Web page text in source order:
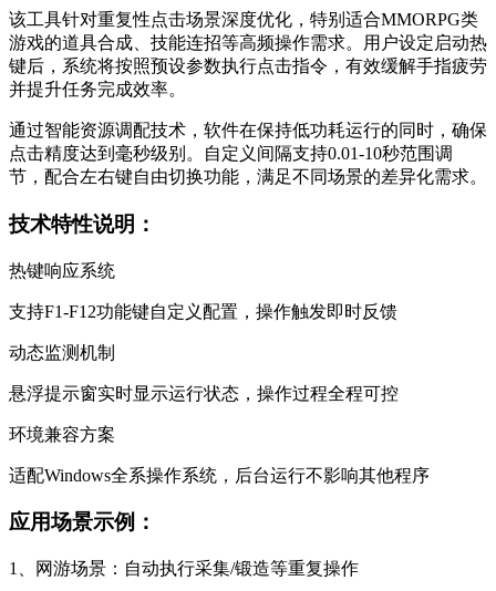
该工具针对重复性点击场景深度优化，特别适合MMORPG类
游戏的道具合成、技能连招等高频操作需求。用户设定启动热
键后，系统将按照预设参数执行点击指令，有效缓解手指疲劳
并提升任务完成效率。
通过智能资源调配技术，软件在保持低功耗运行的同时，确保
点击精度达到毫秒级别。自定义间隔支持0.01-10秒范围调
节，配合左右键自由切换功能，满足不同场景的差异化需求。
技术特性说明：
热键响应系统
支持F1-F12功能键自定义配置，操作触发即时反馈
动态监测机制
悬浮提示窗实时显示运行状态，操作过程全程可控
环境兼容方案
适配Windows全系操作系统，后台运行不影响其他程序
应用场景示例：
1、网游场景：自动执行采集/锻造等重复操作